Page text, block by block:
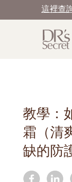
這裡查
教學：
霜（清
缺的防